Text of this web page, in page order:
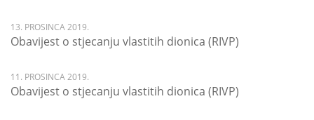
13. PROSINCA 2019.
Obavijest o stjecanju vlastitih dionica (RIVP)
11. PROSINCA 2019.
Obavijest o stjecanju vlastitih dionica (RIVP)